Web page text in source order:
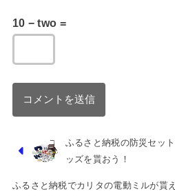
10 − two =
ふるさと納税の防災セッ
ッズを貰おう！
ふるさと納税でカリタの電動ミルが貰